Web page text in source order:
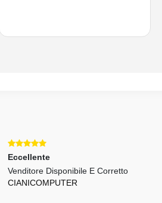
Eccellente
Venditore Disponibile E Corretto
CIANICOMPUTER